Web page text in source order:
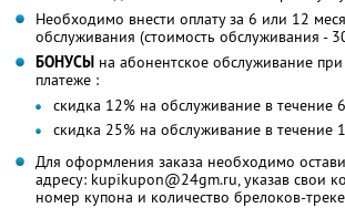
Необходимо внести оплату за 6 или 12
обслуживания (стоимость обслуживания -
БОНУСЫ на абонентское обслуживание
платеже :
скидка 12% на обслуживание в течение
скидка 25% на обслуживание в течение
Для оформления заказа необходимо
адресу: kupikupon@24gm.ru, указав свои
номер купона и количество брелоков-